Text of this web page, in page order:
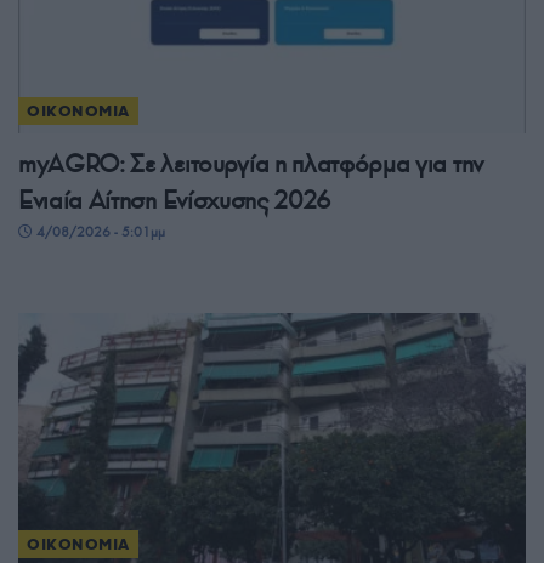
ΟΙΚΟΝΟΜΙΑ
myAGRO: Σε λειτουργία η πλατφόρμα για την
Ενιαία Αίτηση Ενίσχυσης 2026
4/08/2026 - 5:01μμ
ΟΙΚΟΝΟΜΙΑ